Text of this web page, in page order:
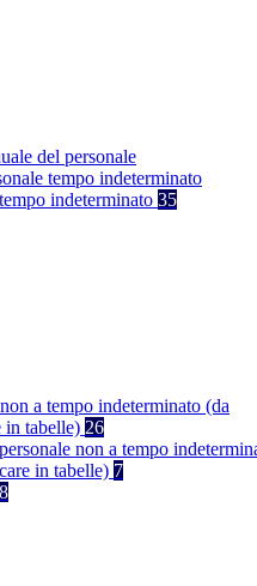
del personale
tempo indeterminato
indeterminato 35
a tempo indeterminato (da
in tabelle) 26
non a tempo
in tabelle) 7
8